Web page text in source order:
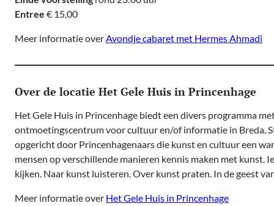
Entree € 15,00
Meer informatie overAvondje cabaret met Hermes Ahmadi
Over de locatie Het Gele Huis in Princenhage
Het Gele Huis in Princenhage biedt een divers programma
ontmoetingscentrum voor cultuur en/of informatie in Breda.
opgericht door Princenhagenaars die kunst en cultuur een
mensen op verschillende manieren kennis maken met kunst.
kijken. Naar kunst luisteren. Over kunst praten. In de geest
Meer informatie over Het Gele Huis in Princenhage